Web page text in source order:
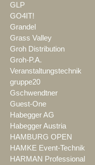
GLP
GO4IT!
Grandel
Grass Valley
Groh Distribution
Groh-P.A.
Veranstaltungstechnik
gruppe20
Gschwendtner
Guest-One
Habegger AG
Habegger Austria
HAMBURG OPEN
HAMKE Event-Technik
HARMAN Professional